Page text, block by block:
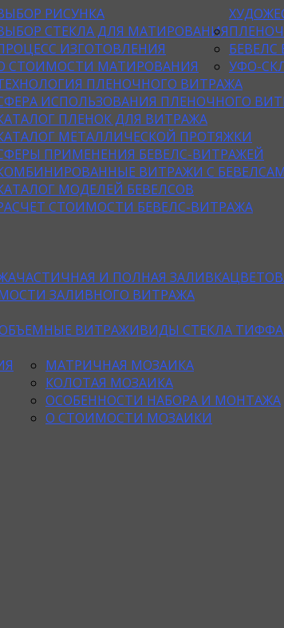
РИСУНКА
СТЕКЛА ДЛЯ МАТИРОВАНИЯ
ИЗГОТОВЛЕНИЯ
СТОИМОСТИ МАТИРОВАНИЯ
ПЛЕНОЧНОГО ВИТРАЖА
ИСПОЛЬЗОВАНИЯ ПЛЕНОЧНОГО
ПЛЕНОК ДЛЯ ВИТРАЖА
МЕТАЛЛИЧЕСКОЙ ПРОТЯЖКИ
ПРИМЕНЕНИЯ БЕВЕЛС-ВИТРАЖЕЙ
ВИТРАЖИ С
МОДЕЛЕЙ БЕВЕЛСОВ
СТОИМОСТИ БЕВЕЛС-ВИТРАЖА
УФО-
ЧАСТИЧНАЯ И ПОЛНАЯ ЗАЛИВКА
ЗАЛИВНОГО ВИТРАЖА
ВИТРАЖИВИДЫ СТЕКЛА
МАТРИЧНАЯ МОЗАИКА
КОЛОТАЯ МОЗАИКА
ОСОБЕННОСТИ НАБОРА И МОНТАЖА
О СТОИМОСТИ МОЗАИКИ